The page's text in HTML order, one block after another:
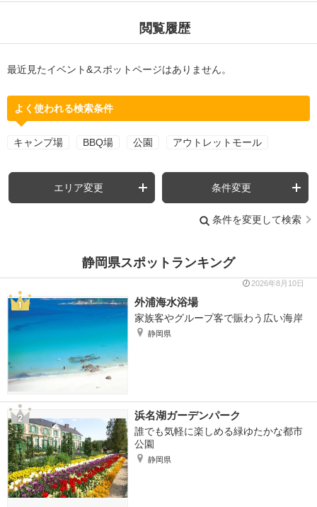
閲覧履歴
最近見たイベント&スポットページはありません。
よく使われる検索条件
キャンプ場 BBQ場 公園 アウトレットモール
エリア変更 条件変更
条件を変更して検索
静岡県スポットランキング
2026年8月10日
外浦海水浴場
家族客やグループ客で賑わう広い海岸
静岡県
浜名湖ガーデンパーク
誰でも気軽に楽しめる緑ゆたかな都市
公園
静岡県